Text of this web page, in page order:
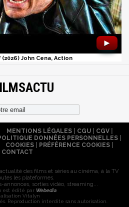
►
(2026) John Cena, Action
MENTIONS LÉGALES| CGU| CGV|
DONNÉES PERSONNELLES
COOKIES
PRÉFÉRENCE COOKIES
CONTACT
des films et séries au cinéma, à la TV
les plateformes.
annonces, sorties vidéo, streaming...
est édité par Webedia
Vitalyn
Reproduction interdite sans autorisation.